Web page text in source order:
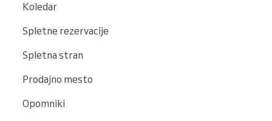
Koledar
Spletne rezervacije
Spletna stran
Prodajno mesto
Opomniki